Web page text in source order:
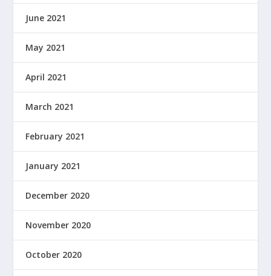
June 2021
May 2021
April 2021
March 2021
February 2021
January 2021
December 2020
November 2020
October 2020